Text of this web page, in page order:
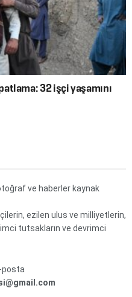
32 işçi yaşamını
ve haberler kaynak
ezilen ulus ve milliyetlerin,
tutsakların ve devrimci
posta